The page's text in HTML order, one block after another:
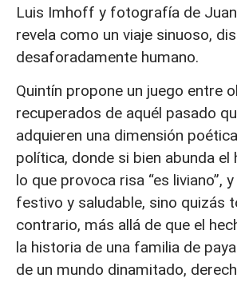
Luis Imhoff y fotografía de
revela como un viaje sinuoso,
desaforadamente humano.
Quintín propone un juego entre
recuperados de aquél pasado
adquieren una dimensión
política, donde si bien abunda el
lo que provoca risa “es liviano”,
festivo y saludable, sino quizás
contrario, más allá de que el
la historia de una familia de
de un mundo dinamitado,